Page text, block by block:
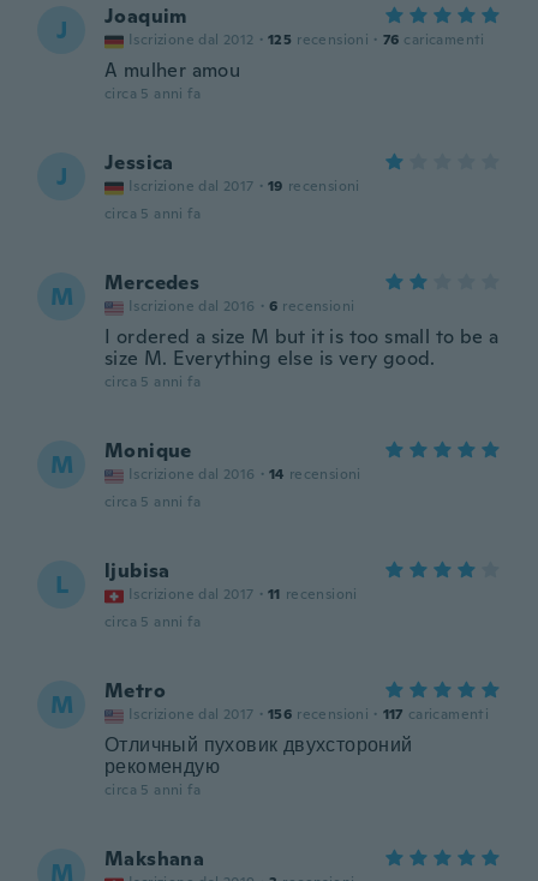
J Joaquim
Iscrizione dal 2012 · 125 recensioni · 76 caricamenti
A mulher amou
circa 5 anni fa
J Jessica
Iscrizione dal 2017 · 19 recensioni
circa 5 anni fa
M Mercedes
Iscrizione dal 2016 · 6 recensioni
I ordered a size M but it is too small to be a
size M. Everything else is very good.
circa 5 anni fa
M Monique
Iscrizione dal 2016 · 14 recensioni
circa 5 anni fa
L ljubisa
Iscrizione dal 2017 · 11 recensioni
circa 5 anni fa
M Metro
Iscrizione dal 2017 · 156 recensioni · 117 caricamenti
Отличный пуховик двухстороний
рекомендую
circa 5 anni fa
M Makshana